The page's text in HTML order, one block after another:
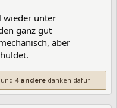
wieder unter
ganz gut
aber
und 4 andere danken dafür.